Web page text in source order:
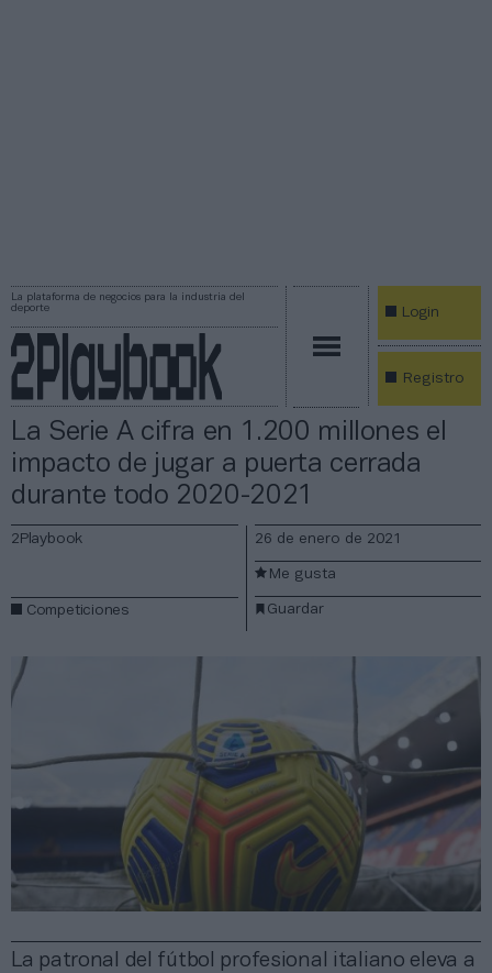
La plataforma de negocios para la industria del
deporte
Login
Registro
La Serie A cifra en 1.200 millones el
impacto de jugar a puerta cerrada
durante todo 2020-2021
La patronal del fútbol profesional italiano eleva a
2Playbook
Competiciones
26 de enero de 2021
Guardar
Me gusta